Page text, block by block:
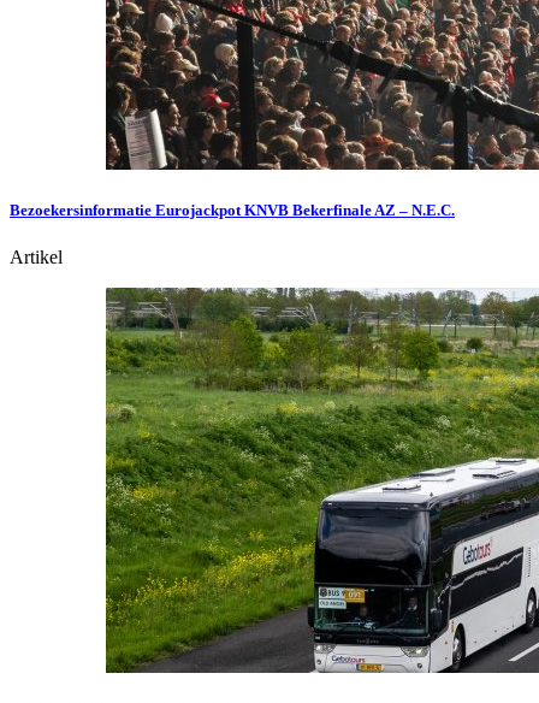
Bezoekersinformatie Eurojackpot KNVB Bekerfinale AZ – N.E.C.
Artikel